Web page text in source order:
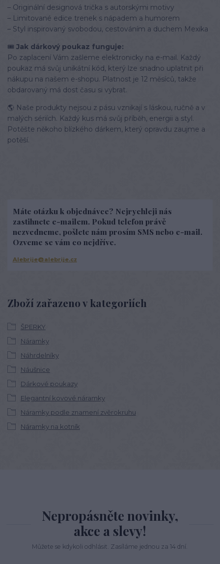
– Originální designová trička s autorskými motivy
– Limitované edice trenek s nápadem a humorem
– Styl inspirovaný svobodou, cestováním a duchem Mexika
🎟️ Jak dárkový poukaz funguje:
Po zaplacení Vám zašleme elektronicky na e-mail. Každý
poukaz má svůj unikátní kód, který lze snadno uplatnit při
nákupu na našem e-shopu. Platnost je 12 měsíců, takže
obdarovaný má dost času si vybrat.
🌎 Naše produkty nejsou z pásu vznikají s láskou, ručně a v
malých sériích. Každý kus má svůj příběh, energii a styl.
Potěšte někoho blízkého dárkem, který opravdu zaujme a
potěší.
Zboží zařazeno v kategoriích
ŠPERKY
Náramky
Náhrdelníky
Náušnice
Dárkové poukazy
Elegantní kovové náramky
Náramky podle znamení zvěrokruhu
Náramky na kotník
Máte otázku k objednávce? Nejrychleji nás
zastihnete e-mailem. Pokud telefon právě
nezvedneme, pošlete nám prosím SMS nebo e-mail.
Ozveme se vám co nejdříve.
Alebrije@alebrije.cz
Nepropásněte novinky,
akce a slevy!
Můžete se kdykoli odhlásit. Zasíláme jednou za 14 dní.